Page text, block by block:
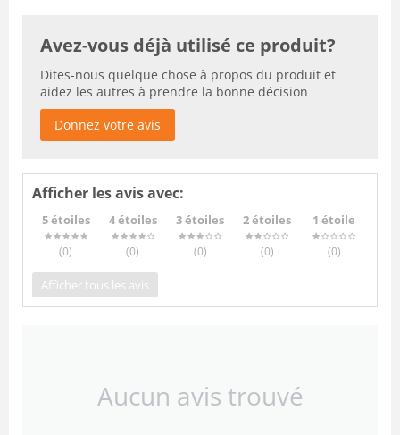
Avez-vous déjà utilisé ce produit?
Dites-nous quelque chose à propos du produit et
aidez les autres à prendre la bonne décision
Donnez votre avis
Afficher les avis avec:
5 étoiles
(0)
4 étoiles
(0)
3 étoiles
(0)
2 étoiles
(0)
1 étoile
(0)
Afficher tous les avis
Aucun avis trouvé